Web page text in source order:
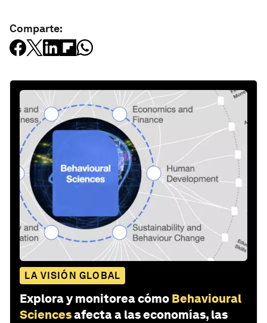
Comparte:
LA VISIÓN GLOBAL
Explora y monitorea cómo Behavioural
Sciencesafecta a las economías, las